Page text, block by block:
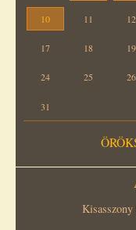
10 11 12
17 18 19
24 25 26
31